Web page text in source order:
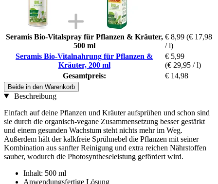
Seramis Bio-Vitalspray für Pflanzen & Kräuter,
500 ml
€ 8,99 (€ 17,98
/ l)
Seramis Bio-Vitalnahrung für Pflanzen &
Kräuter, 200 ml
€ 5,99
(€ 29,95 / l)
Gesamtpreis:
€ 14,98
Beide in den Warenkorb
Beschreibung
Einfach auf deine Pflanzen und Kräuter aufsprühen und schon sind
sie durch die organisch-vegane Zusammensetzung besser gestärkt
und einem gesunden Wachstum steht nichts mehr im Weg.
Außerdem hält der kalkfreie Sprühnebel die Pflanzen mit seiner
Kombination aus sanfter Reinigung und extra reichen Nährstoffen
sauber, wodurch die Photosyntheseleistung gefördert wird.
Inhalt: 500 ml
Anwendungsfertige Lösung